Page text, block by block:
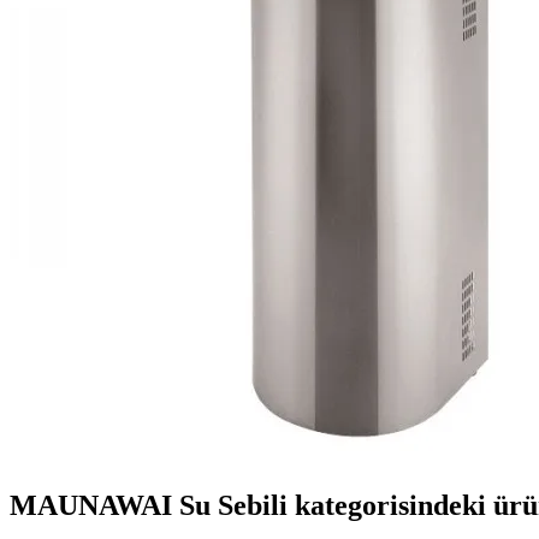
MAUNAWAI Su Sebili kategorisindeki